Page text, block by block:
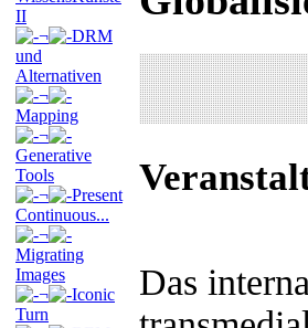
II
¬
DRM
und
Alternativen
¬
Mapping
¬
Generative
Tools
¬
Present
Continuous...
¬
Migrating
Images
¬
Iconic
Turn
Das